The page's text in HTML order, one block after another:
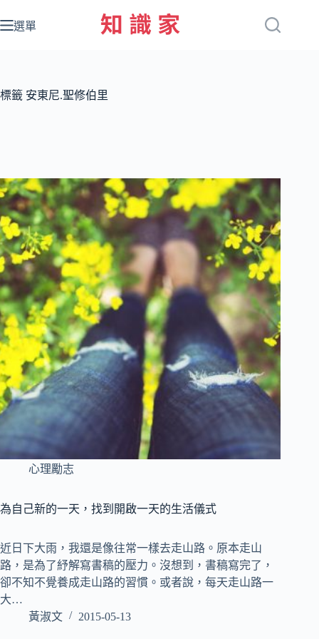
至
容
選單
標籤 安東尼.聖修伯里
心理勵志
為自己新的一天，找到開啟一天的生活儀式
近日下大雨，我還是像往常一樣去走山路。原本走山
路，是為了紓解寫書稿的壓力。沒想到，書稿寫完了，
卻不知不覺養成走山路的習慣。或者說，每天走山路一
大…
黃淑文
2015-05-13